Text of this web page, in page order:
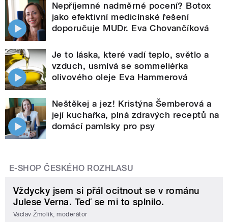
Nepříjemné nadměrné pocení? Botox
jako efektivní medicínské řešení
doporučuje MUDr. Eva Chovančíková
Je to láska, které vadí teplo, světlo a
vzduch, usmívá se sommeliérka
olivového oleje Eva Hammerová
Neštěkej a jez! Kristýna Šemberová a
její kuchařka, plná zdravých receptů na
domácí pamlsky pro psy
E-SHOP ČESKÉHO ROZHLASU
Vždycky jsem si přál ocitnout se v románu
Julese Verna. Teď se mi to splnilo.
Václav Žmolík, moderátor